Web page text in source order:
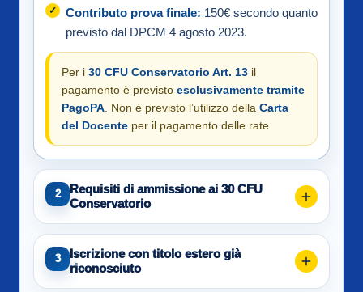
Contributo prova finale: 150€ secondo quanto
previsto dal DPCM 4 agosto 2023.
Per i 30 CFU Conservatorio Art. 13 il
pagamento è previsto esclusivamente tramite
PagoPA. Non è previsto l’utilizzo della Carta
del Docente per il pagamento delle rate.
2
Requisiti di ammissione ai 30 CFU
Conservatorio
3
Iscrizione con titolo estero già
riconosciuto